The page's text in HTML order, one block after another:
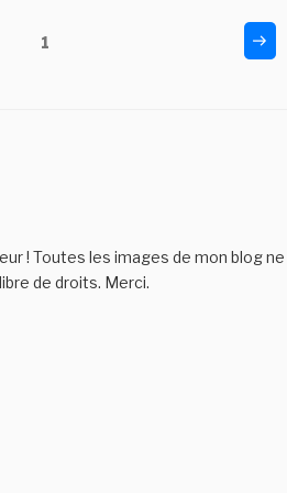
Page1
! Toutes les images de mon blog ne
de droits. Merci.